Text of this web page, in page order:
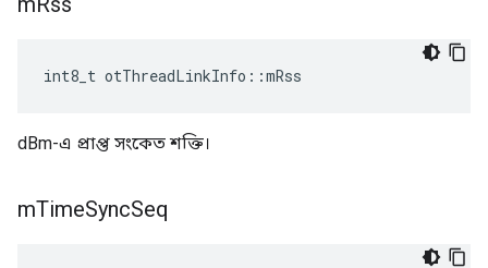
int8_t otThreadLinkInfo ::mRss
dBm-এ প্রাপ্ত সংকেত শক্তি।
mTimeSyncSeq